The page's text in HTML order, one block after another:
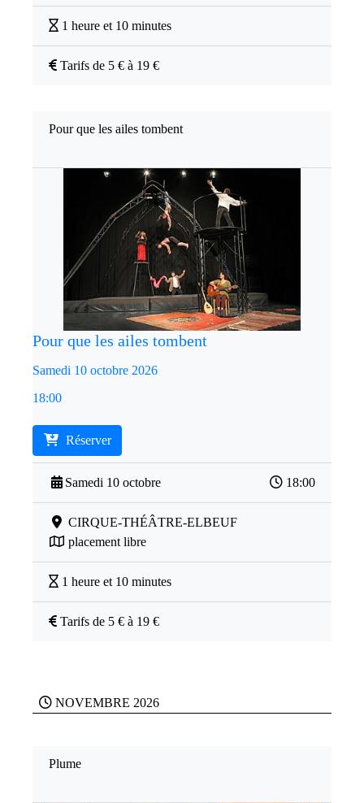
1 heure et 10 minutes
Tarifs de 5 € à 19 €
Pour que les ailes tombent
Pour que les ailes tombent
Samedi 10 octobre 2026
18:00
Réserver
Samedi 10 octobre 18:00
CIRQUE-THÉÂTRE-ELBEUF
placement libre
1 heure et 10 minutes
Tarifs de 5 € à 19 €
NOVEMBRE 2026
Plume